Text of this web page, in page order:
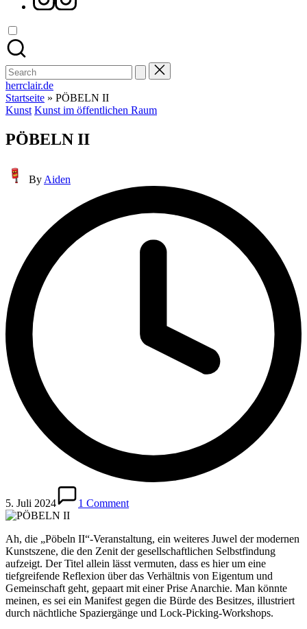
Search
for:
herrclair.de
Startseite » PÖBELN II
Posted
Kunst Kunst im öffentlichen Raum
PÖBELN II
Posted
by
By Aiden
5. Juli 2024 1 Comment
Ah, die „Pöbeln II“-Veranstaltung, ein weiteres Juwel der modernen
Kunstszene, die den Zenit der gesellschaftlichen Selbstfindung
aufzeigt. Der Titel allein lässt vermuten, dass es hier um eine
tiefgreifende Reflexion über das Verhältnis von Eigentum und
Gemeinschaft geht, gepaart mit einer Prise Anarchie. Man könnte
meinen, es sei ein Manifest gegen die Bürde des Besitzes, illustriert
durch nächtliche Spaziergänge und Lock-Picking-Workshops.